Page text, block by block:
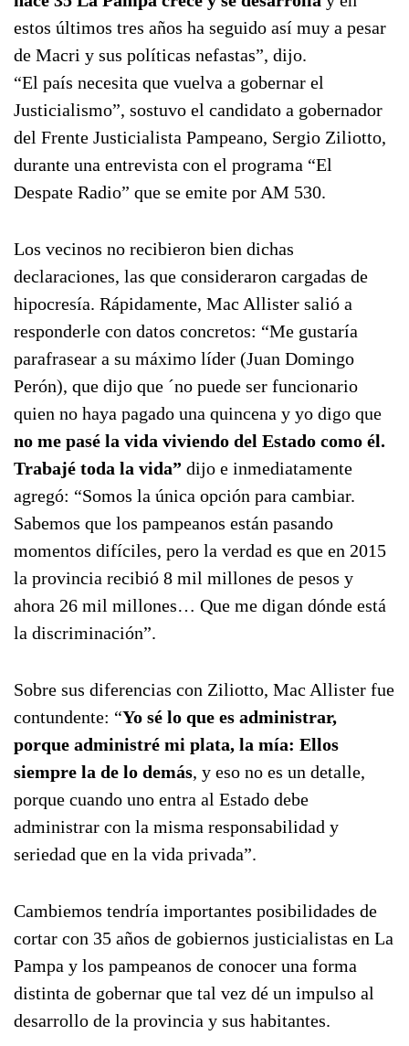
estos últimos tres años ha seguido así muy a pesar
de Macri y sus políticas nefastas”, dijo.
“El país necesita que vuelva a gobernar el
Justicialismo”, sostuvo el candidato a gobernador
del Frente Justicialista Pampeano, Sergio Ziliotto,
durante una entrevista con el programa “El
Despate Radio” que se emite por AM 530.
Los vecinos no recibieron bien dichas
declaraciones, las que consideraron cargadas de
hipocresía. Rápidamente, Mac Allister salió a
responderle con datos concretos: “Me gustaría
parafrasear a su máximo líder (Juan Domingo
Perón), que dijo que ´no puede ser funcionario
quien no haya pagado una quincena y yo digo que
no me pasé la vida viviendo del Estado como él.
Trabajé toda la vida” dijo e inmediatamente
agregó: “Somos la única opción para cambiar.
Sabemos que los pampeanos están pasando
momentos difíciles, pero la verdad es que en 2015
la provincia recibió 8 mil millones de pesos y
ahora 26 mil millones… Que me digan dónde está
la discriminación”.
Sobre sus diferencias con Ziliotto, Mac Allister fue
contundente: “Yo sé lo que es administrar,
porque administré mi plata, la mía: Ellos
siempre la de lo demás, y eso no es un detalle,
porque cuando uno entra al Estado debe
administrar con la misma responsabilidad y
seriedad que en la vida privada”.
Cambiemos tendría importantes posibilidades de
cortar con 35 años de gobiernos justicialistas en La
Pampa y los pampeanos de conocer una forma
distinta de gobernar que tal vez dé un impulso al
desarrollo de la provincia y sus habitantes.